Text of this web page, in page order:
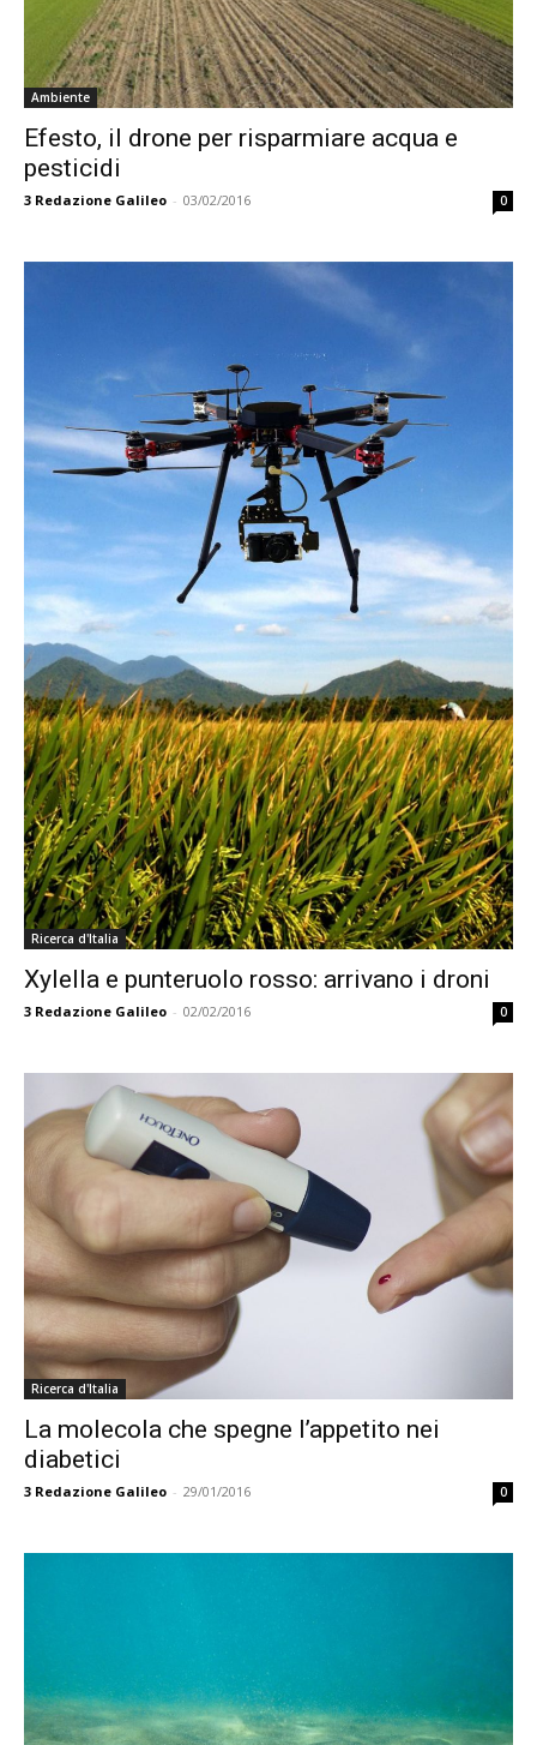
Ambiente
Efesto, il drone per risparmiare acqua e
pesticidi
3 Redazione Galileo - 03/02/2016 0
Ricerca d'Italia
Xylella e punteruolo rosso: arrivano i droni
3 Redazione Galileo - 02/02/2016 0
Ricerca d'Italia
La molecola che spegne l’appetito nei
diabetici
3 Redazione Galileo - 29/01/2016 0